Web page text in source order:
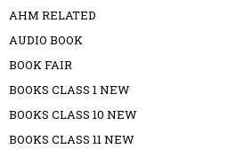
AHM RELATED
AUDIO BOOK
BOOK FAIR
BOOKS CLASS 1 NEW
BOOKS CLASS 10 NEW
BOOKS CLASS 11 NEW